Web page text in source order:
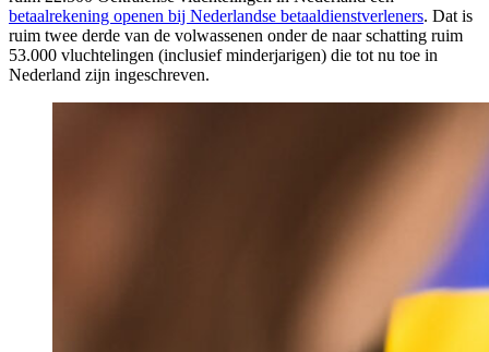
betaalrekening openen bij Nederlandse betaaldienstverleners. Dat is
ruim twee derde van de volwassenen onder de naar schatting ruim
53.000 vluchtelingen (inclusief minderjarigen) die tot nu toe in
Nederland zijn ingeschreven.